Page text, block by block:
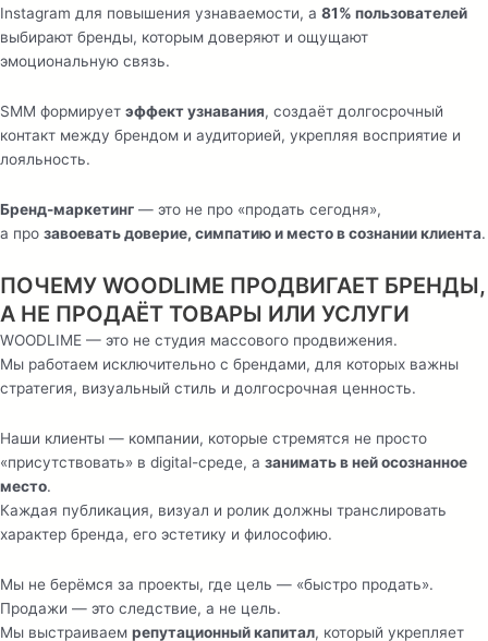
Instagram для повышения узнаваемости, а 81% пользователей
выбирают бренды, которым доверяют и ощущают
эмоциональную связь.
SMM формирует эффект узнавания, создаёт долгосрочный
контакт между брендом и аудиторией, укрепляя восприятие и
лояльность.
Бренд-маркетинг — это не про «продать сегодня»,
а про завоевать доверие, симпатию и место в сознании клиента.
ПОЧЕМУ WOODLIME ПРОДВИГАЕТ БРЕНДЫ,
А НЕ ПРОДАЁТ ТОВАРЫ ИЛИ УСЛУГИ
WOODLIME — это не студия массового продвижения.
Мы работаем исключительно с брендами, для которых важны
стратегия, визуальный стиль и долгосрочная ценность.
Наши клиенты — компании, которые стремятся не просто
«присутствовать» в digital-среде, а занимать в ней осознанное
место.
Каждая публикация, визуал и ролик должны транслировать
характер бренда, его эстетику и философию.
Мы не берёмся за проекты, где цель — «быстро продать».
Продажи — это следствие, а не цель.
Мы выстраиваем репутационный капитал, который укрепляет